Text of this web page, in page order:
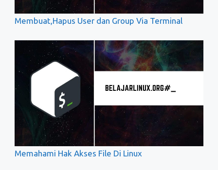
Membuat,Hapus User dan Group Via Terminal
Memahami Hak Akses File Di Linux